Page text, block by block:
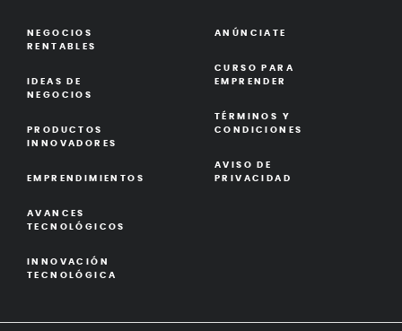
NEGOCIOS
RENTABLES
IDEAS DE
NEGOCIOS
PRODUCTOS
INNOVADORES
EMPRENDIMIENTOS
AVANCES
TECNOLÓGICOS
INNOVACIÓN
TECNOLÓGICA
ANÚNCIATE
CURSO PARA
EMPRENDER
TÉRMINOS Y
CONDICIONES
AVISO DE
PRIVACIDAD